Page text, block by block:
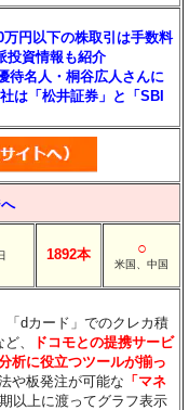
円以下の株取引は手数料
投資情報も紹介
待名人・桐谷広人さんに
は「松井証券」と「SBI
1892本 ○
米国、中国
「dカード」でのクレカ積
、
ドコモとの提携サービ
析に役立つツールが揃っ
や板発注が可能な 「マネ
以上に渡ってグラフ表示